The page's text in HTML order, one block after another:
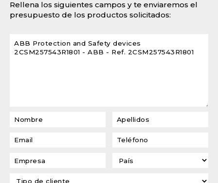
Rellena los siguientes campos y te enviaremos el
presupuesto de los productos solicitados: